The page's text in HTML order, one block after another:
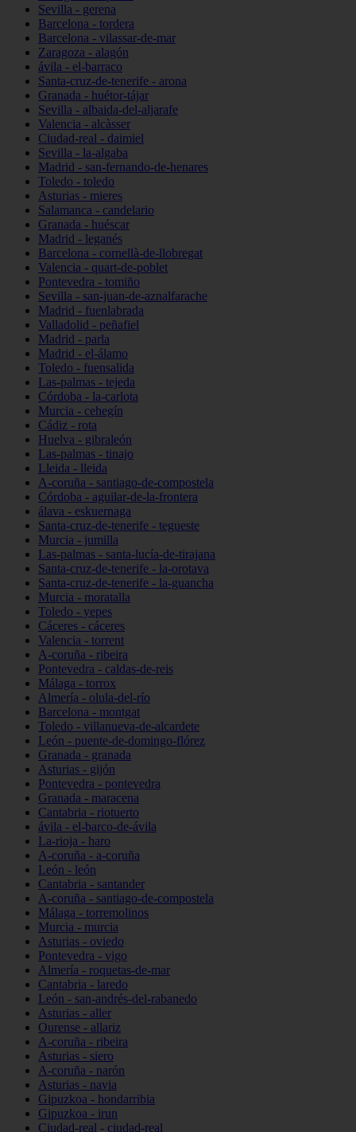
Sevilla - gerena
Barcelona - tordera
Barcelona - vilassar-de-mar
Zaragoza - alagón
ávila - el-barraco
Santa-cruz-de-tenerife - arona
Granada - huétor-tájar
Sevilla - albaida-del-aljarafe
Valencia - alcàsser
Ciudad-real - daimiel
Sevilla - la-algaba
Madrid - san-fernando-de-henares
Toledo - toledo
Asturias - mieres
Salamanca - candelario
Granada - huéscar
Madrid - leganés
Barcelona - cornellà-de-llobregat
Valencia - quart-de-poblet
Pontevedra - tomiño
Sevilla - san-juan-de-aznalfarache
Madrid - fuenlabrada
Valladolid - peñafiel
Madrid - parla
Madrid - el-álamo
Toledo - fuensalida
Las-palmas - tejeda
Córdoba - la-carlota
Murcia - cehegín
Cádiz - rota
Huelva - gibraleón
Las-palmas - tinajo
Lleida - lleida
A-coruña - santiago-de-compostela
Córdoba - aguilar-de-la-frontera
álava - eskuernaga
Santa-cruz-de-tenerife - tegueste
Murcia - jumilla
Las-palmas - santa-lucía-de-tirajana
Santa-cruz-de-tenerife - la-orotava
Santa-cruz-de-tenerife - la-guancha
Murcia - moratalla
Toledo - yepes
Cáceres - cáceres
Valencia - torrent
A-coruña - ribeira
Pontevedra - caldas-de-reis
Málaga - torrox
Almería - olula-del-río
Barcelona - montgat
Toledo - villanueva-de-alcardete
León - puente-de-domingo-flórez
Granada - granada
Asturias - gijón
Pontevedra - pontevedra
Granada - maracena
Cantabria - riotuerto
ávila - el-barco-de-ávila
La-rioja - haro
A-coruña - a-coruña
León - león
Cantabria - santander
A-coruña - santiago-de-compostela
Málaga - torremolinos
Murcia - murcia
Asturias - oviedo
Pontevedra - vigo
Almería - roquetas-de-mar
Cantabria - laredo
León - san-andrés-del-rabanedo
Asturias - aller
Ourense - allariz
A-coruña - ribeira
Asturias - siero
A-coruña - narón
Asturias - navia
Gipuzkoa - hondarribia
Gipuzkoa - irun
Ciudad-real - ciudad-real